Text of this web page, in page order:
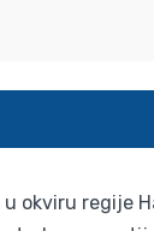
okviru regije